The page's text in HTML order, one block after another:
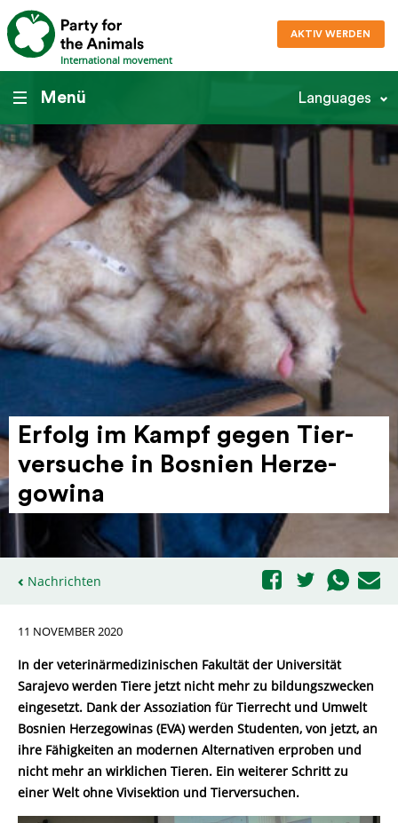
International movement
AKTIV WERDEN
Menü Languages
Erfolg im Kampf gegen Tier­
ver­suche in Bosnien Herze­
gowina
Nachrichten
11 NOVEMBER 2020
In der veterinärmedizinischen Fakultät der Universität
Sarajevo werden Tiere jetzt nicht mehr zu bildungszwecken
eingesetzt. Dank der Assoziation für Tierrecht und Umwelt
Bosnien Herzegowinas (EVA) werden Studenten, von jetzt, an
ihre Fähigkeiten an modernen Alternativen erproben und
nicht mehr an wirklichen Tieren. Ein weiterer Schritt zu
einer Welt ohne Vivisektion und Tierversuchen.